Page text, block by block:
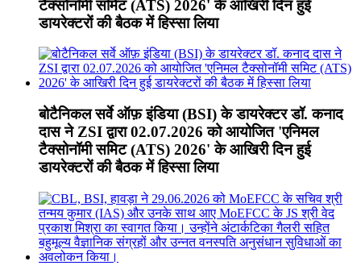
टैक्सोनॉमी समिट (ATS) 2026' के आखिरी दिन हुई
डायरेक्टरों की बैठक में हिस्सा लिया
बोटैनिकल सर्वे ऑफ़ इंडिया (BSI) के डायरेक्टर डॉ. कनाद
दास ने ZSI द्वारा 02.07.2026 को आयोजित 'एनिमल
टैक्सोनॉमी समिट (ATS) 2026' के आखिरी दिन हुई
डायरेक्टरों की बैठक में हिस्सा लिया